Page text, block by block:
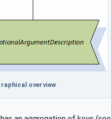
overview